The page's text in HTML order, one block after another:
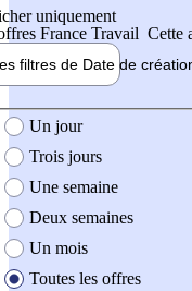
uniquement
France Travail Cette
filtres de Date de
création de l'offre
Un jour
Trois jours
Une semaine
Deux semaines
Un mois
Toutes les offres